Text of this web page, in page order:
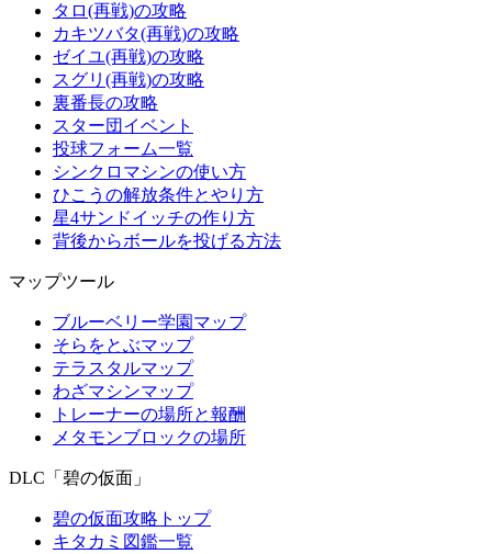
タロ(再戦)の攻略
カキツバタ(再戦)の攻略
ゼイユ(再戦)の攻略
スグリ(再戦)の攻略
裏番長の攻略
スター団イベント
投球フォーム一覧
シンクロマシンの使い方
ひこうの解放条件とやり方
星4サンドイッチの作り方
背後からボールを投げる方法
マップツール
ブルーベリー学園マップ
そらをとぶマップ
テラスタルマップ
わざマシンマップ
トレーナーの場所と報酬
メタモンブロックの場所
DLC「碧の仮面」
碧の仮面攻略トップ
キタカミ図鑑一覧